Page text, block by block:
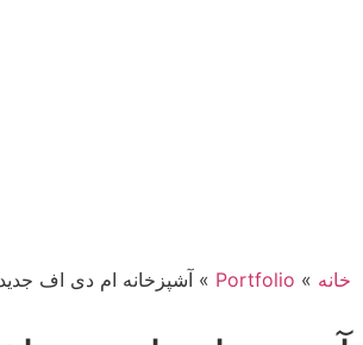
خانه »
Portfolio
» آشپزخانه ام دی اف جدید